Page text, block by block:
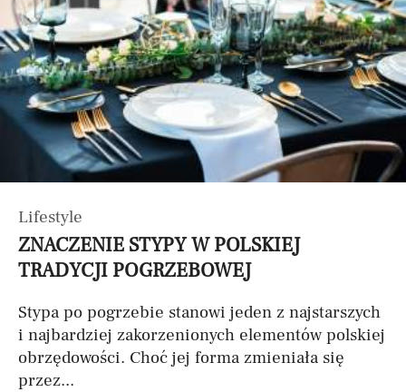
Lifestyle
ZNACZENIE STYPY W POLSKIEJ
TRADYCJI POGRZEBOWEJ
Stypa po pogrzebie stanowi jeden z najstarszych
i najbardziej zakorzenionych elementów polskiej
obrzędowości. Choć jej forma zmieniała się
przez...